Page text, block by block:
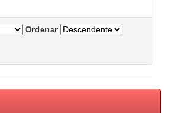
Ordenar